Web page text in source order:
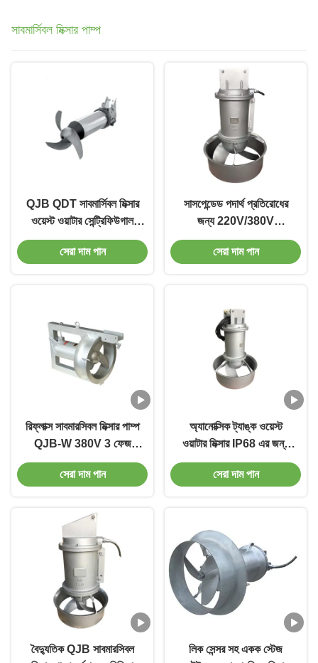
সাবমার্সিবল মিক্সার পাম্প
QJB QDT সাবমার্সিবল মিক্সার
ওয়েস্ট ওয়াটার সেন্ট্রিফিউগাল
পাম্প IPX8
সেরা দাম পান
সাসপেন্ডেড পদার্থ প্রতিরোধের
জন্য 220V/380V
সাবমারসিবল মিক্সার পাম্প
সেরা দাম পান
রিফ্লাক্স সাবমারসিবল মিক্সার পাম্প
QJB-W 380V 3 ফেজ
স্যুয়েজ মিক্সার
সেরা দাম পান
অ্যানোক্সিক ট্যাঙ্ক ওয়েস্ট
ওয়াটার মিক্সার IP68 এর জন্য
QJB সাবমারসিবল মিক্সার
সেরা দাম পান
বৈদ্যুতিক QJB সাবমারসিবল
লিক সেন্সর সহ একক স্টেজ